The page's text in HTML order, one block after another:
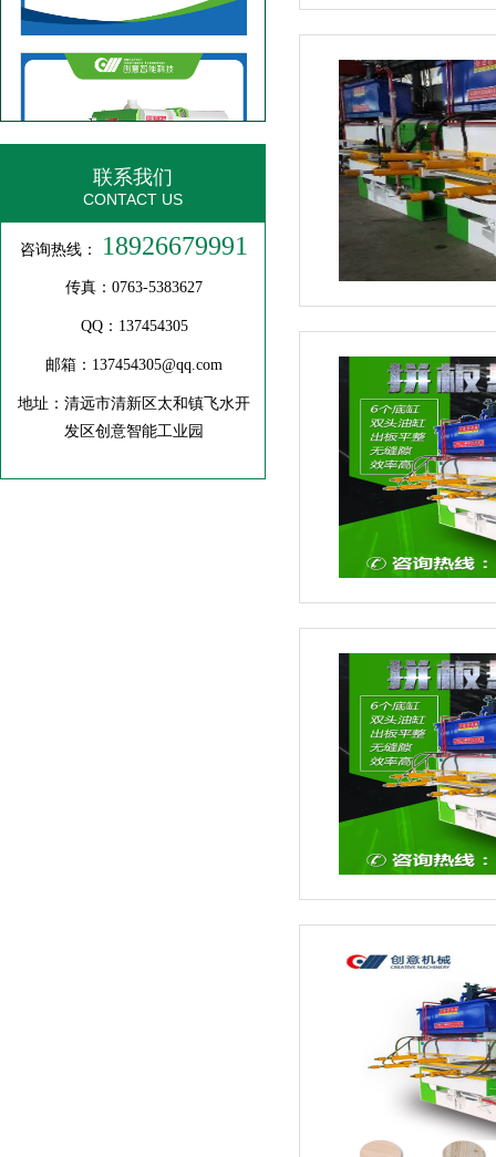
大型方木多片锯
联系我们
CONTACT US
咨询热线： 18926679991
传真：0763-5383627
QQ：137454305
邮箱：137454305@qq.com
地址：清远市清新区太和镇飞水开
发区创意智能工业园